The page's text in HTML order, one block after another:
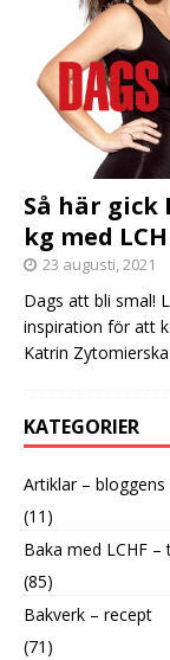
Så här
kg med
23 augusti, 2021
Dags att bli smal!
inspiration för att
Katrin
KATEGORIER
Artiklar –
(11)
Baka med LCHF –
(85)
Bakverk – recept
(71)